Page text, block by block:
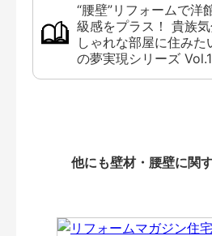
“腰壁”リフォームで洋
級感をプラス！ 貴族
しゃれな部屋に住みた
の夢実現シリーズ Vol.1
他にも壁材・腰壁に関